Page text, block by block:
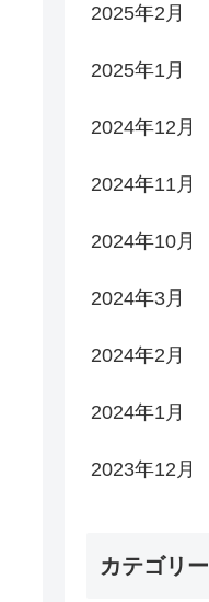
2025年2月
2025年1月
2024年12月
2024年11月
2024年10月
2024年3月
2024年2月
2024年1月
2023年12月
カテゴリー